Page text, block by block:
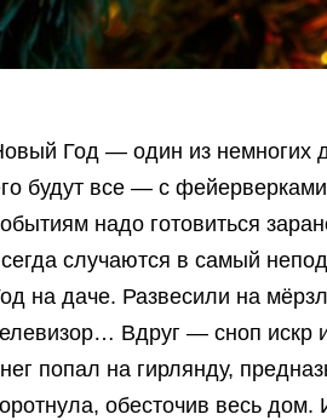
Год — один из немногих
будут все — с
надо готовиться
случаются в самый
на даче. Развесили на
Вдруг — сноп искр
попал на гирлянду,
обесточив весь